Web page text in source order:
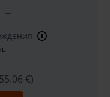
€)